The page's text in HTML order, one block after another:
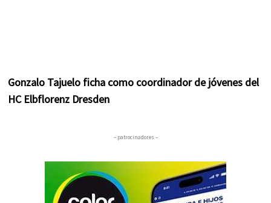
Gonzalo Tajuelo ficha como coordinador de jóvenes del
HC Elbflorenz Dresden
– patrocinadores –